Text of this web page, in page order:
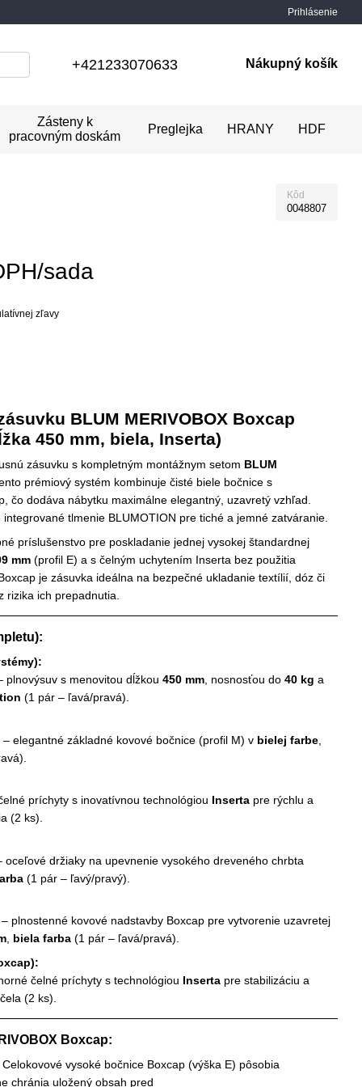
Prihlásenie
+421233070633 Nákupný košík
Zásteny k
pracovným doskám
Preglejka HRANY HDF
Kôd
0048807
sada
zľavy
BLUM MERIVOBOX Boxcap
450 mm, biela, Inserta)
zásuvku s kompletným montážnym setom BLUM
prémiový systém kombinuje čisté biele bočnice s
čo dodáva nábytku maximálne elegantný, uzavretý vzhľad.
tlmenie BLUMOTION pre tiché a jemné zatváranie.
príslušenstvo pre poskladanie jednej vysokej štandardnej
mm (profil E) a s čelným uchytením Inserta bez použitia
je zásuvka ideálna na bezpečné ukladanie textílií, dóz či
rizika ich prepadnutia.
plnovýsuv s menovitou dĺžkou 450 mm, nosnosťou do 40 kg a
(1 pár – ľavá/pravá).
– elegantné základné kovové bočnice (profil M) v bielej farbe
príchyty s inovatívnou technológiou Inserta pre rýchlu a
(2 ks).
oceľové držiaky na upevnenie vysokého dreveného chrbta
(1 pár – ľavý/pravý).
plnostenné kovové nadstavby Boxcap pre vytvorenie uzavretej
biela farba (1 pár – ľavá/pravá).
čelné príchyty s technológiou Inserta pre stabilizáciu a
(2 ks).
Boxcap:
Celokovové vysoké bočnice Boxcap (výška E) pôsobia
chránia uložený obsah pred